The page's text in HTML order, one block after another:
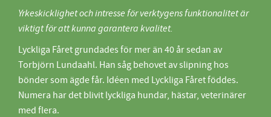
Yrkeskicklighet och intresse för verktygens funktionalitet är
viktigt för att kunna garantera kvalitet.
Lyckliga Fåret grundades för mer än 40 år sedan av
Torbjörn Lundaahl. Han såg behovet av slipning hos
bönder som ägde får. Idéen med Lyckliga Fåret föddes.
Numera har det blivit lyckliga hundar, hästar, veterinärer
med flera.